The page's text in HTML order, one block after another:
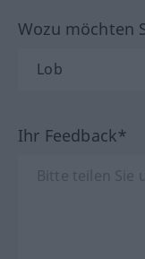
Wozu möchten
Ihr Feedback*